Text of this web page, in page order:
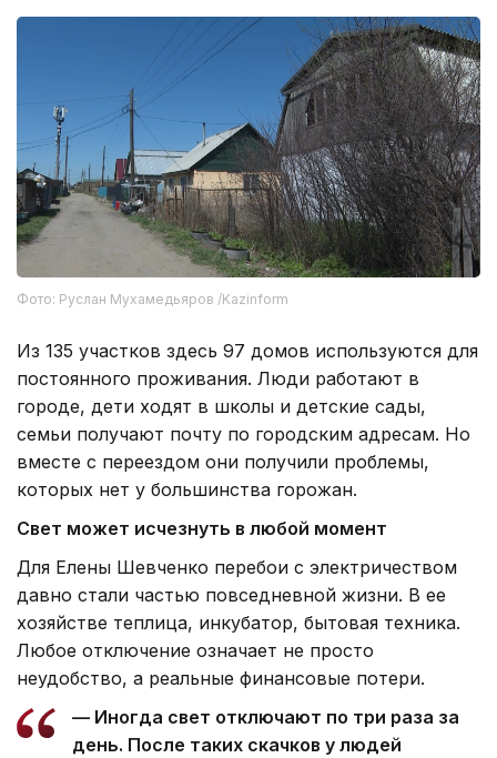
Фото: Руслан Мухамедьяров /Kazinform
Из 135 участков здесь 97 домов используются для
постоянного проживания. Люди работают в
городе, дети ходят в школы и детские сады,
семьи получают почту по городским адресам. Но
вместе с переездом они получили проблемы,
которых нет у большинства горожан.
Свет может исчезнуть в любой момент
Для Елены Шевченко перебои с электричеством
давно стали частью повседневной жизни. В ее
хозяйстве теплица, инкубатор, бытовая техника.
Любое отключение означает не просто
неудобство, а реальные финансовые потери.
— Иногда свет отключают по три раза за
день. После таких скачков у людей